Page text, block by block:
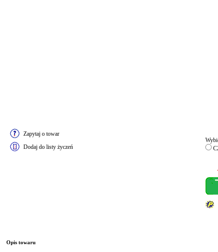
Zapytaj o towar
Dodaj do listy życzeń
Opis towaru